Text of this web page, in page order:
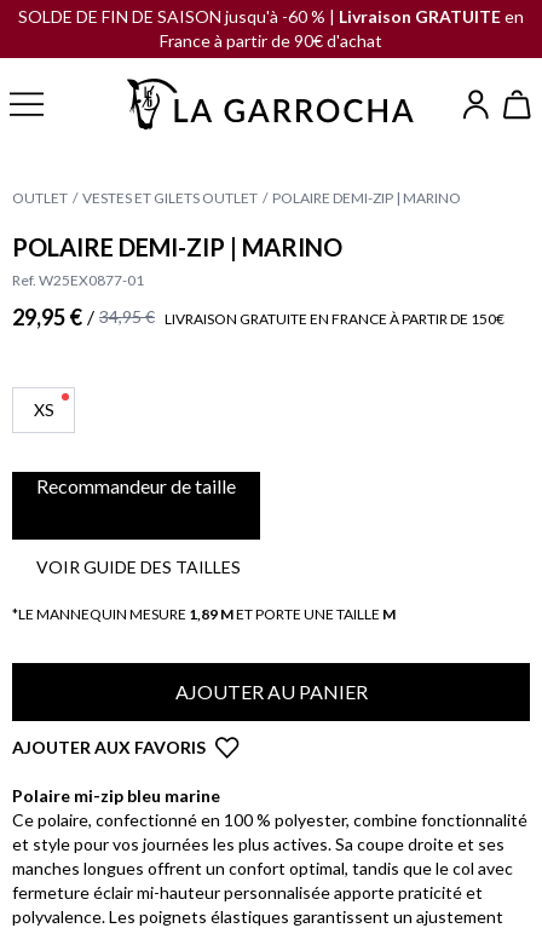
SOLDE DE FIN DE SAISON jusqu'à -60 % | Livraison GRATUITEen
France à partir de 90€ d'achat
OUTLET VESTES ET GILETS OUTLET POLAIRE DEMI-ZIP | MARINO
POLAIRE DEMI-ZIP | MARINO
Ref. W25EX0877-01
29,95 € / 34,95 € LIVRAISON GRATUITE EN FRANCE À PARTIR DE 150€
XS
Recommandeur de taille
VOIR GUIDE DES TAILLES
*LE MANNEQUIN MESURE 1,89 MET PORTE UNE TAILLE M
AJOUTER AU PANIER
AJOUTER AUX FAVORIS
Polaire mi-zip bleu marine
Ce polaire, confectionné en 100 % polyester, combine fonctionnalité
et style pour vos journées les plus actives. Sa coupe droite et ses
manches longues offrent un confort optimal, tandis que le col avec
fermeture éclair mi-hauteur personnalisée apporte praticité et
polyvalence. Les poignets élastiques garantissent un ajustement